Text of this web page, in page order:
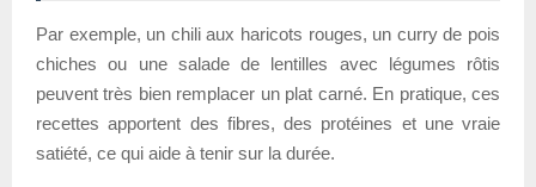
Par exemple, un chili aux haricots rouges, un curry de pois
chiches ou une salade de lentilles avec légumes rôtis
peuvent très bien remplacer un plat carné. En pratique, ces
recettes apportent des fibres, des protéines et une vraie
satiété, ce qui aide à tenir sur la durée.